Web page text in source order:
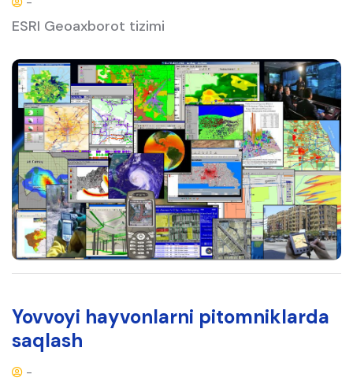
ESRI Geoaxborot tizimi
Yovvoyi hayvonlarni pitomniklarda
saqlash
-